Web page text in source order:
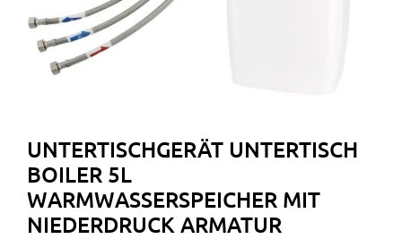
UNTERTISCHGERÄT UNTERTISCH
BOILER 5L
WARMWASSERSPEICHER MIT
NIEDERDRUCK ARMATUR